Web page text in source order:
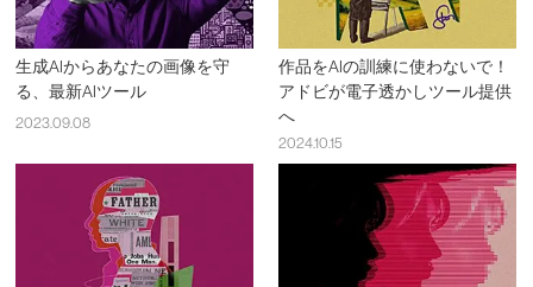
生成AIからあなたの画像を守
る、最新AIツール
2023.09.08
作品をAIの訓練に使わないで！
アドビが電子透かしツール提供
へ
2024.10.15